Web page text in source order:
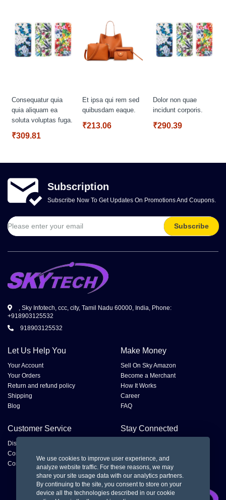
Consequatur quia
quia aliquam ea
soluta voluptas fuga.
₹309.81
Et ipsa qui rem sed
quibusdam eaque.
₹213.06
Dolor non quae
incidunt corporis.
₹290.39
Subscription
Subscribe Now To Get Updates On Promotions And Coupons.
Subscribe
, Sky Infotech, ccc, city, Tamil Nadu 60000, India, Phone:
+918903125532
918903125532
Let Us Help You
Your Account
Your Orders
Return and refund policy
Shipping
Blog
Make Money
Sell On Sky Amazon
Become a Merchant
How It Works
Career
FAQ
Customer Service
Disputes
Contact Seller
Contact us
Stay Connected
We use cookies to improve user experience, and
analyze website traffic. For these reasons, we may
share your site usage data with our analytics partners.
By continuing to the site, you consent to store on your
device all the technologies described in our cookie